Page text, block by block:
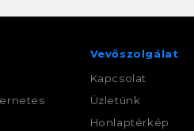
Vevőszolgálat
Kapcsolat
Üzletünk
Honlaptérkép